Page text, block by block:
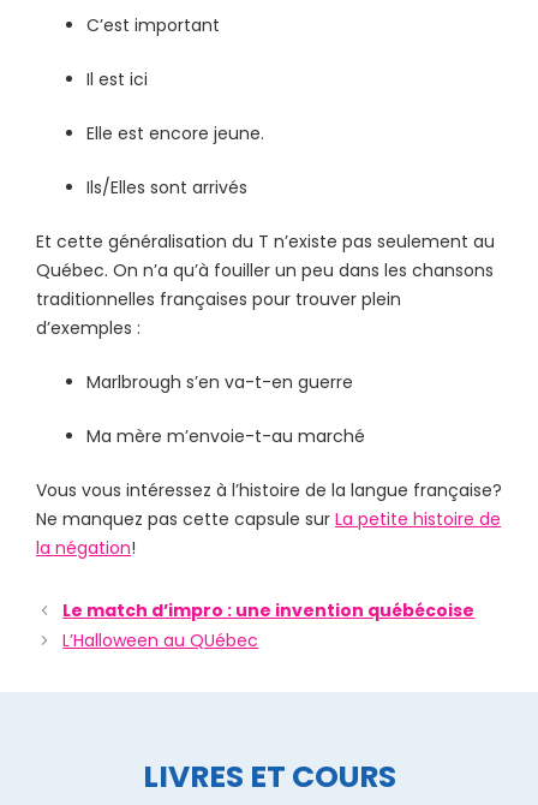
C’est important
Il est ici
Elle est encore jeune.
Ils/Elles sont arrivés
Et cette généralisation du T n’existe pas seulement au
Québec. On n’a qu’à fouiller un peu dans les chansons
traditionnelles françaises pour trouver plein
d’exemples :
Marlbrough s’en va-t-en guerre
Ma mère m’envoie-t-au marché
Vous vous intéressez à l’histoire de la langue française?
Ne manquez pas cette capsule sur La petite histoire de
la négation!
Le match d’impro : une invention québécoise
L’Halloween au QUébec
LIVRES ET COURS